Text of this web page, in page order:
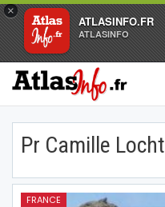
×
ATLASINFO.FR
ATLASINFO
Pr Camille Locht
FRANCE